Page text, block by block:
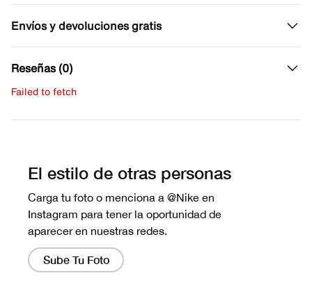
Envíos y devoluciones gratis
Reseñas (0)
Failed to fetch